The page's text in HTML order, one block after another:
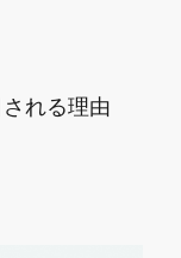
れる理由